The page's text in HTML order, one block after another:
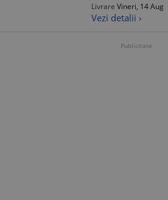
Livrare Vineri, 14 Aug
Vezi detalii ›
Publicitate